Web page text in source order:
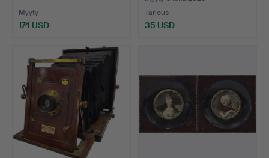
Myyty
174 USD
Tarjous
35 USD